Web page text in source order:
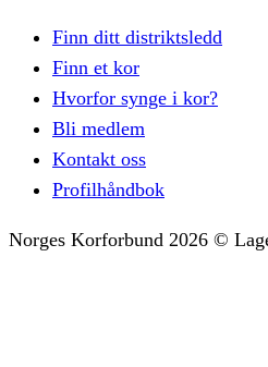
Finn ditt distriktsledd
Finn et kor
Hvorfor synge i kor?
Bli medlem
Kontakt oss
Profilhåndbok
Norges Korforbund 2026 ©